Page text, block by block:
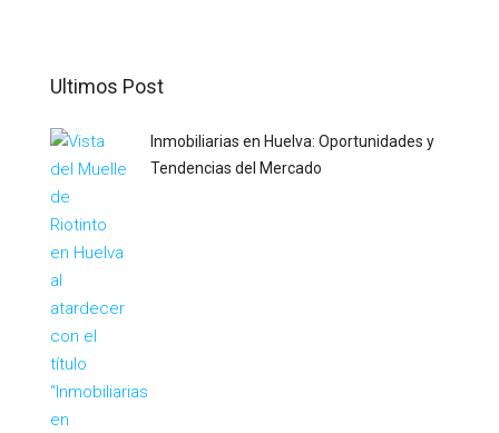
Ultimos Post
Inmobiliarias en Huelva: Oportunidades y
Tendencias del Mercado